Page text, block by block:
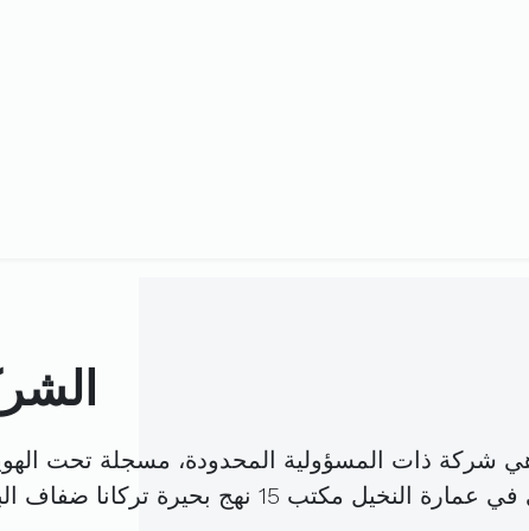
شركة ذات المسؤولية المحدودة، مسجلة تحت
مكتب 15 نهج بحيرة تركانا ضفاف البحير (